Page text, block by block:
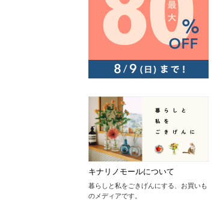
キナリノモールについて
暮らしと私をごきげんにする、お買いも
のメディアです。